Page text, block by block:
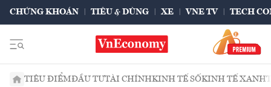
CHỨNG KHOÁN TIÊU & DÙNG XE VNE TV TECH
TIÊU ĐIỂMĐẦU TƯTÀI CHÍNHKINH TẾ SỐKINH TẾ XANH